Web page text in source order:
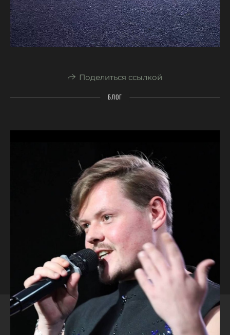
Поделиться ссылкой
БЛОГ